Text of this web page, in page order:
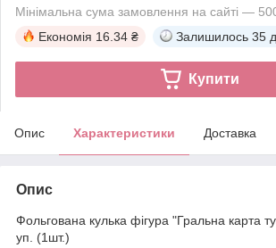
Мінімальна сума замовлення на сайті —
Економія 16.34 ₴ Залишилось 35
Купити
Опис Характеристики Доставка
Опис
Фольгована кулька фігура "Гральна карта
уп. (1шт.)